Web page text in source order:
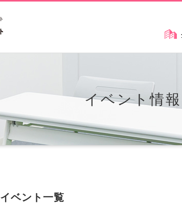
イベント情報
イベント一覧